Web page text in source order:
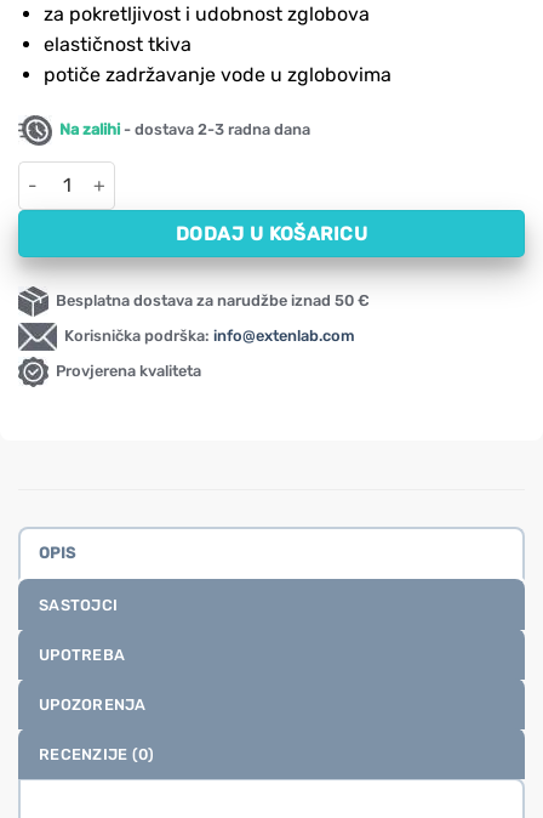
za pokretljivost i udobnost zglobova
elastičnost tkiva
potiče zadržavanje vode u zglobovima
Na zalihi - dostava 2-3 radna dana
Kondroitin sulfat NOW, 600 mg (120 kapsula) količina
DODAJ U KOŠARICU
Besplatna dostava za narudžbe iznad 50 €
Korisnička podrška: info@extenlab.com
Provjerena kvaliteta
OPIS
SASTOJCI
UPOTREBA
UPOZORENJA
RECENZIJE (0)